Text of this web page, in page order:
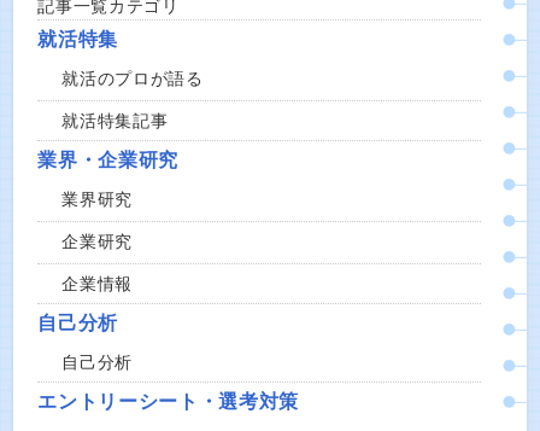
記事一覧カテゴリ
就活特集
就活のプロが語る
就活特集記事
業界・企業研究
業界研究
企業研究
企業情報
自己分析
自己分析
エントリーシート・選考対策